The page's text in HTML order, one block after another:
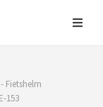
Fietshelm
153